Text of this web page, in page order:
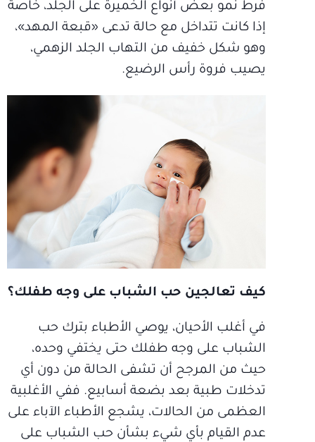
فرط نمو بعض أنواع الخميرة على الجلد، خاصة
إذا كانت تتداخل مع حالة تدعى «قبعة المهد»،
وهو شكل خفيف من التهاب الجلد الزهمي،
يصيب فروة رأس الرضيع.
كيف تعالجين حب الشباب على وجه طفلك؟
في أغلب الأحيان، يوصي الأطباء بترك حب
الشباب على وجه طفلك حتى يختفي وحده،
حيث من المرجح أن تشفى الحالة من دون أي
تدخلات طبية بعد بضعة أسابيع. ففي الأغلبية
العظمى من الحالات، يشجع الأطباء الآباء على
عدم القيام بأي شيء بشأن حب الشباب على